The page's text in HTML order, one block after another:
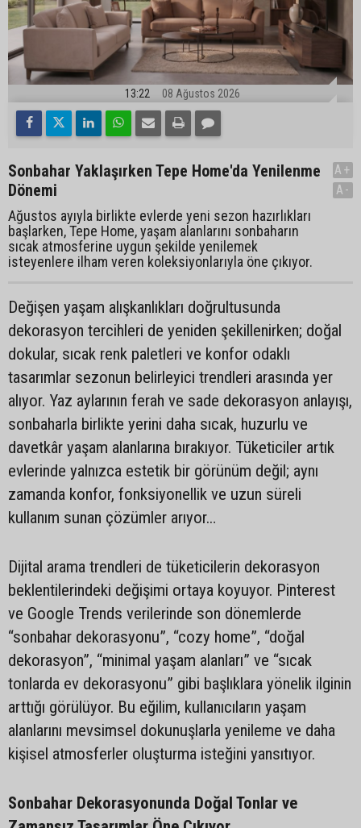
13:22 08 Ağustos 2026
Sonbahar Yaklaşırken Tepe Home'da Yenilenme
Dönemi
Ağustos ayıyla birlikte evlerde yeni sezon hazırlıkları
başlarken, Tepe Home, yaşam alanlarını sonbaharın
sıcak atmosferine uygun şekilde yenilemek
isteyenlere ilham veren koleksiyonlarıyla öne çıkıyor.
A+
A-
Değişen yaşam alışkanlıkları doğrultusunda
dekorasyon tercihleri de yeniden şekillenirken; doğal
dokular, sıcak renk paletleri ve konfor odaklı
tasarımlar sezonun belirleyici trendleri arasında yer
alıyor. Yaz aylarının ferah ve sade dekorasyon anlayışı,
sonbaharla birlikte yerini daha sıcak, huzurlu ve
davetkâr yaşam alanlarına bırakıyor. Tüketiciler artık
evlerinde yalnızca estetik bir görünüm değil; aynı
zamanda konfor, fonksiyonellik ve uzun süreli
kullanım sunan çözümler arıyor…
Dijital arama trendleri de tüketicilerin dekorasyon
beklentilerindeki değişimi ortaya koyuyor. Pinterest
ve Google Trends verilerinde son dönemlerde
“sonbahar dekorasyonu”, “cozy home”, “doğal
dekorasyon”, “minimal yaşam alanları” ve “sıcak
tonlarda ev dekorasyonu” gibi başlıklara yönelik ilginin
arttığı görülüyor. Bu eğilim, kullanıcıların yaşam
alanlarını mevsimsel dokunuşlarla yenileme ve daha
kişisel atmosferler oluşturma isteğini yansıtıyor.
Sonbahar Dekorasyonunda Doğal Tonlar ve